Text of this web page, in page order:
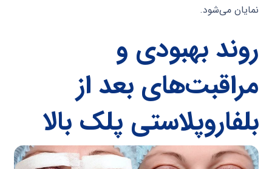
نمایان می‌شود.
روند بهبودی و
مراقبت‌های بعد از
بلفاروپلاستی پلک بالا